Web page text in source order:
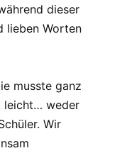
dieser
lieben Worten
musste ganz
leicht… weder
Wir